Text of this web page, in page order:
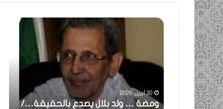
ومضة
يصدع
بونا 30 أبريل، 2026
ومضة … ولد بلال يصدع بالحقيقة…/